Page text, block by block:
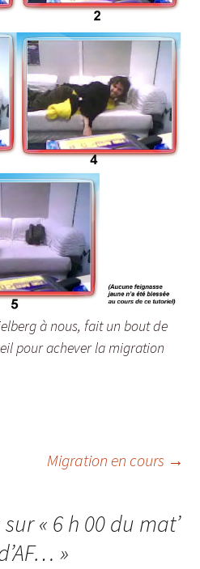
à nous, fait un bout de
pour achever la migration
Migration en cours →
« 6 h 00 du mat’
»